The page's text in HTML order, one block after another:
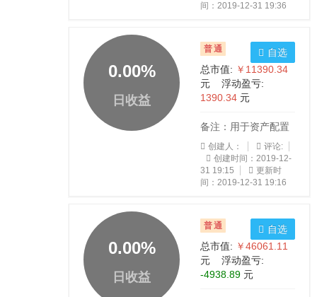
间：2019-12-31 19:36
0.00%
日收益
普通
总市值: ￥11390.34
元 浮动盈亏:
1390.34 元
备注：用于资产配置
创建人：
评论:
创建时间：2019-12-
31 19:15
更新时
间：2019-12-31 19:16
自选
0.00%
日收益
普通
总市值: ￥46061.11
元 浮动盈亏:
-4938.89 元
自选